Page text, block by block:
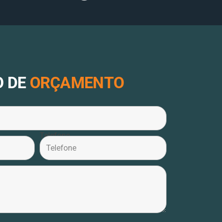
DE ORÇAMENTO
Telefone